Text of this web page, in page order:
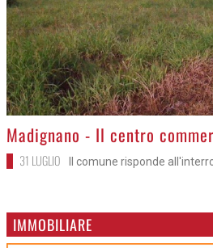
>Madignano - Il centro
31 LUGLIO Il comune risponde
IMMOBILIARE